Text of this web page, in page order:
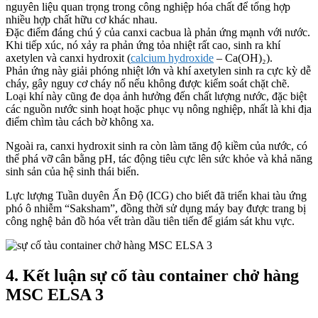
nguyên liệu quan trọng trong công nghiệp hóa chất để tổng hợp
nhiều hợp chất hữu cơ khác nhau.
Đặc điểm đáng chú ý của canxi cacbua là phản ứng mạnh với nước.
Khi tiếp xúc, nó xảy ra phản ứng tỏa nhiệt rất cao, sinh ra khí
axetylen và canxi hydroxit (calcium hydroxide – Ca(OH)₂).
Phản ứng này giải phóng nhiệt lớn và khí axetylen sinh ra cực kỳ dễ
cháy, gây nguy cơ cháy nổ nếu không được kiểm soát chặt chẽ.
Loại khí này cũng đe dọa ảnh hưởng đến chất lượng nước, đặc biệt
các nguồn nước sinh hoạt hoặc phục vụ nông nghiệp, nhất là khi địa
điểm chìm tàu cách bờ không xa.
Ngoài ra, canxi hydroxit sinh ra còn làm tăng độ kiềm của nước, có
thể phá vỡ cân bằng pH, tác động tiêu cực lên sức khỏe và khả năng
sinh sản của hệ sinh thái biển.
Lực lượng Tuần duyên Ấn Độ (ICG) cho biết đã triển khai tàu ứng
phó ô nhiễm “Saksham”, đồng thời sử dụng máy bay được trang bị
công nghệ bản đồ hóa vết tràn dầu tiên tiến để giám sát khu vực.
4. Kết luận sự cố tàu container chở hàng
MSC ELSA 3